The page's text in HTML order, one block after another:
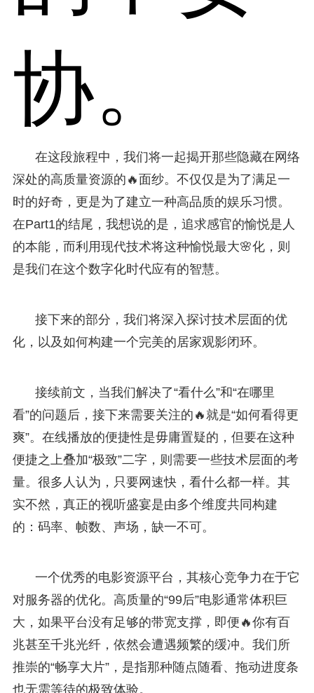
协。
在这段旅程中，我们将一起揭开那些隐藏在网络
深处的高质量资源的🔥面纱。不仅仅是为了满足一
时的好奇，更是为了建立一种高品质的娱乐习惯。
在Part1的结尾，我想说的是，追求感官的愉悦是人
的本能，而利用现代技术将这种愉悦最大🌸化，则
是我们在这个数字化时代应有的智慧。
接下来的部分，我们将深入探讨技术层面的优
化，以及如何构建一个完美的居家观影闭环。
接续前文，当我们解决了“看什么”和“在哪里
看”的问题后，接下来需要关注的🔥就是“如何看得更
爽”。在线播放的便捷性是毋庸置疑的，但要在这种
便捷之上叠加“极致”二字，则需要一些技术层面的考
量。很多人认为，只要网速快，看什么都一样。其
实不然，真正的视听盛宴是由多个维度共同构建
的：码率、帧数、声场，缺一不可。
一个优秀的电影资源平台，其核心竞争力在于它
对服务器的优化。高质量的“99后”电影通常体积巨
大，如果平台没有足够的带宽支撑，即便🔥你有百
兆甚至千兆光纤，依然会遭遇频繁的缓冲。我们所
推崇的“畅享大片”，是指那种随点随看、拖动进度条
也无需等待的极致体验。